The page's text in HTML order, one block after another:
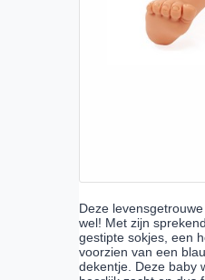
Deze
wel! Met zijn
gestipte sokjes, een
voorzien van een
dekentje. Deze baby